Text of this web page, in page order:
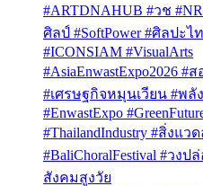
#ARTDNAHUB #วช
ศิลป์ #SoftPower #ศิลปะ
#ICONSIAM #VisualArts
#AsiaEnwastExpo2026
#เศรษฐกิจหมุนเวียน #พลั
#EnwastExpo
#ThailandIndustry #สิ่งแว
#BaliChoralFestival #วง
สังคมสูงวัย